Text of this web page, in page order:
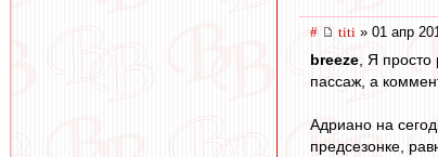
# titi » 01 апр
breeze, Я просто
пассаж, а
Адриано на
предсезонке,